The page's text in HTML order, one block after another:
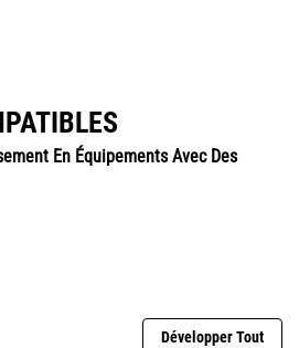
En Équipements Avec Des
Développer Tout